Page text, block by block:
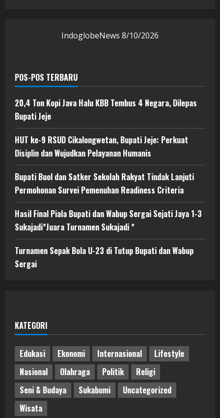
IndoglobeNews 8/10/2026
POS-POS TERBARU
20,4 Ton Kopi Java Halu KBB Tembus 4 Negara, Dilepas
Bupati Jeje
HUT ke-9 RSUD Cikalongwetan, Bupati Jeje: Perkuat
Disiplin dan Wujudkan Pelayanan Humanis
Bupati Buol dan Satker Sekolah Rakyat Tindak Lanjuti
Permohonan Survei Pemenuhan Readiness Criteria
Hasil Final Piala Bupati dan Wabup Sergai Sejati Jaya 1-3
Sukajadi*Juara Turnamen Sukajadi *
Turnamen Sepak Bola U-23 di Tutup Bupati dan Wabup
Sergai
KATEGORI
Edukasi Ekonomi Internasional
Lifestyle
Nasional
Olahraga Politik
Religi
Seni & Budaya
Sukabumi
Uncategorized
Wisata